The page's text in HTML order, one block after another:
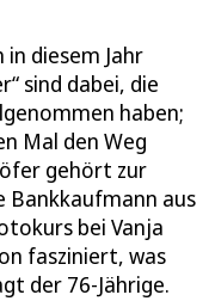
in diesem Jahr
sind dabei, die
haben;
Mal den Weg
gehört zur
Bankkaufmann aus
bei Vanja
fasziniert, was
der 76-Jährige.